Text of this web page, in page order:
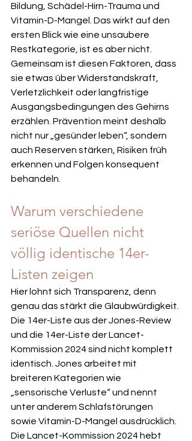
Bildung, Schädel-Hirn-Trauma und
Vitamin-D-Mangel. Das wirkt auf den
ersten Blick wie eine unsaubere
Restkategorie, ist es aber nicht.
Gemeinsam ist diesen Faktoren, dass
sie etwas über Widerstandskraft,
Verletzlichkeit oder langfristige
Ausgangsbedingungen des Gehirns
erzählen. Prävention meint deshalb
nicht nur „gesünder leben“, sondern
auch Reserven stärken, Risiken früh
erkennen und Folgen konsequent
behandeln.
Warum verschiedene
seriöse Quellen nicht
völlig identische 14er-
Listen zeigen
Hier lohnt sich Transparenz, denn
genau das stärkt die Glaubwürdigkeit.
Die 14er-Liste aus der Jones-Review
und die 14er-Liste der Lancet-
Kommission 2024 sind nicht komplett
identisch. Jones arbeitet mit
breiteren Kategorien wie
„sensorische Verluste“ und nennt
unter anderem Schlafstörungen
sowie Vitamin-D-Mangel ausdrücklich.
Die Lancet-Kommission 2024 hebt